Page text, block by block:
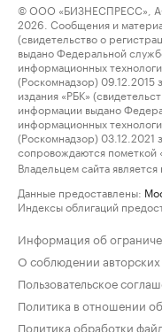
© ООО «БИЗНЕСПРЕСС»,
2026. Сообщения и
(свидетельство о
выдано Федеральной
информационных
(Роскомнадзор)
издания «РБК»
информации выдано
информационных
(Роскомнадзор)
сопровождаются пометкой
Владельцем сайта
Данные предоставлены:
Индексы облигаций
Информация об
О соблюдении авторских
Пользовательское
Политика в отношении
Политика обработки